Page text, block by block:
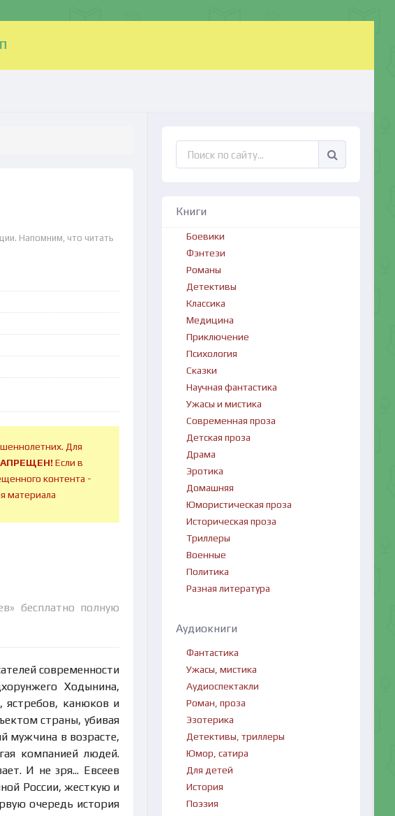
Напомним, что читать
Для
Если в
контента -
материала
бесплатно полную
современности
Ходынина,
ястребов, канюков и
страны, убивая
мужчина в возрасте,
компанией людей.
И не зря... Евсеев
России, жесткую и
очередь история
Книги
Боевики
Фэнтези
Романы
Детективы
Классика
Медицина
Приключение
Психология
Сказки
Научная фантастика
Ужасы и мистика
Современная проза
Детская проза
Драма
Эротика
Домашняя
Юмористическая проза
Историческая проза
Триллеры
Военные
Политика
Разная литература
Аудиокниги
Фантастика
Ужасы, мистика
Аудиоспектакли
Роман, проза
Эзотерика
Детективы, триллеры
Юмор, сатира
Для детей
История
Поэзия